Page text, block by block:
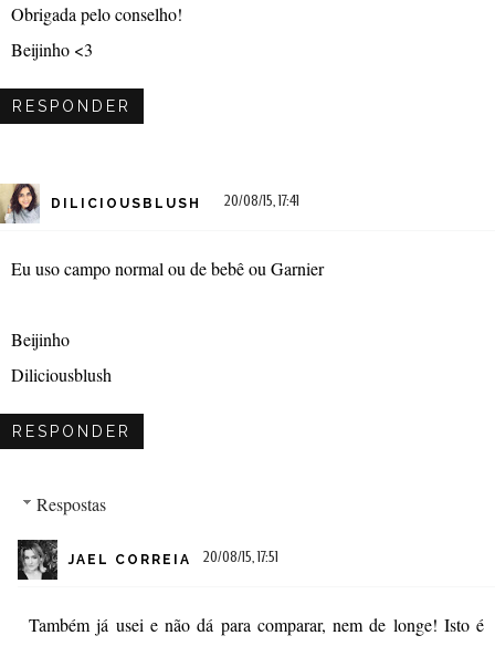
Obrigada pelo conselho!
Beijinho <3
RESPONDER
DILICIOUSBLUSH 20/08/15, 17:41
Eu uso campo normal ou de bebê ou Garnier
Beijinho
Diliciousblush
RESPONDER
Respostas
JAEL CORREIA 20/08/15, 17:51
Também já usei e não dá para comparar, nem de longe! Isto é